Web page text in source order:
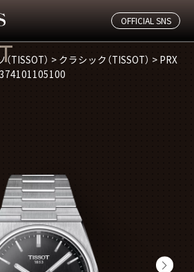
OFFICIAL SNS
TISSOT） > クラシック（TISSOT） > PRX